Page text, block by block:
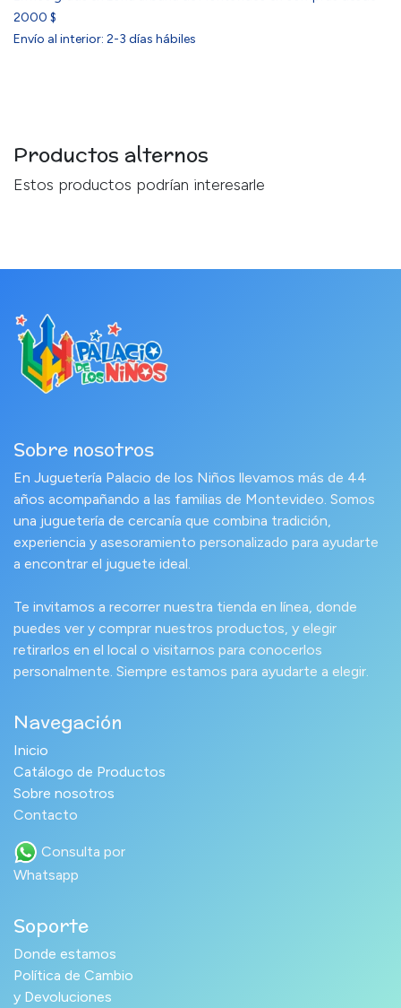
2000 $
Envío al interior: 2-3 días hábiles
Productos alternos
Estos productos podrían interesarle
Sobre nosotros
En Juguetería Palacio de los Niños llevamos más de 44
años acompañando a las familias de Montevideo. Somos
una juguetería de cercanía que combina tradición,
experiencia y asesoramiento personalizado para ayudarte
a encontrar el juguete ideal.
Te invitamos a recorrer nuestra tienda en línea, donde
puedes ver y comprar nuestros productos, y elegir
retirarlos en el local o visitarnos para conocerlos
personalmente. Siempre estamos para ayudarte a elegir.
Navegación
Inicio
Catálogo de Productos
Sobre nosotros
Contacto
Consulta por
Whatsapp
Soporte
Donde estamos
Política de Cambio
y Devoluciones